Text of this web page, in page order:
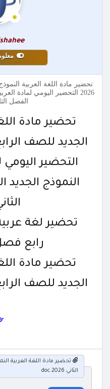
تحضير مادة اللغة العربية
2026 التحضير اليومي لمادة
الفصل الثاني
تحضير مادة
الجديد للصف الرابع
التحضير اليومي
النموذج
الثاني
تحضير لغة
رابع فصل
تحضير مادة
الجديد للصف الرابع
تحضير مادة اللغة العربية
الثاني 2026.doc